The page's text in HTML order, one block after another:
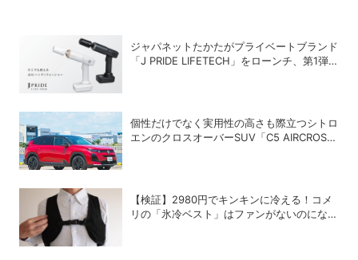
ジャパネットたかたがプライベートブランド
「J PRIDE LIFETECH」をローンチ、第1弾
個性だけでなく実用性の高さも際立つシトロ
エンのクロスオーバーSUV「C5 AIRCROSS
【検証】2980円でキンキンに冷える！コメ
リの「氷冷ベスト」はファンがないのになぜ